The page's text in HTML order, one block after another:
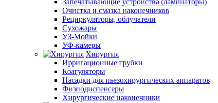
Запечатывающие устройства (ламинаторы)
Очистка и смазка наконечников
Рециркуляторы, облучатели
Сухожары
УЗ-Мойки
УФ-камеры
Хирургия
Ирригационные трубки
Коагуляторы
Насадки для пьезохирургических аппаратов
Физиодиспенсеры
Хирургические наконечники